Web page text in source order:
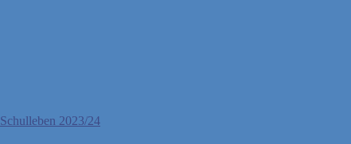
Schulleben 2023/24